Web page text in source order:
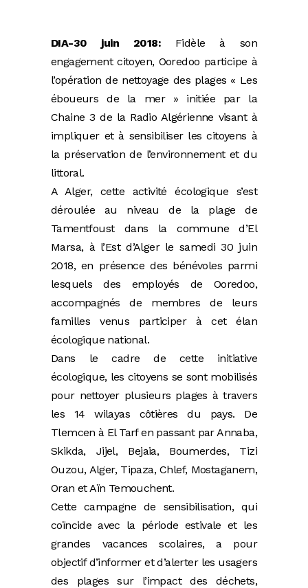
DIA-30 juin 2018: Fidèle à son
engagement citoyen, Ooredoo participe à
l’opération de nettoyage des plages « Les
éboueurs de la mer » initiée par la
Chaine 3 de la Radio Algérienne visant à
impliquer et à sensibiliser les citoyens à
la préservation de l’environnement et du
littoral.
A Alger, cette activité écologique s’est
déroulée au niveau de la plage de
Tamentfoust dans la commune d’El
Marsa, à l’Est d’Alger le samedi 30 juin
2018, en présence des bénévoles parmi
lesquels des employés de Ooredoo,
accompagnés de membres de leurs
familles venus participer à cet élan
écologique national.
Dans le cadre de cette initiative
écologique, les citoyens se sont mobilisés
pour nettoyer plusieurs plages à travers
les 14 wilayas côtières du pays. De
Tlemcen à El Tarf en passant par Annaba,
Skikda, Jijel, Bejaia, Boumerdes, Tizi
Ouzou, Alger, Tipaza, Chlef, Mostaganem,
Oran et Aïn Temouchent.
Cette campagne de sensibilisation, qui
coïncide avec la période estivale et les
grandes vacances scolaires, a pour
objectif d’informer et d’alerter les usagers
des plages sur l’impact des déchets,